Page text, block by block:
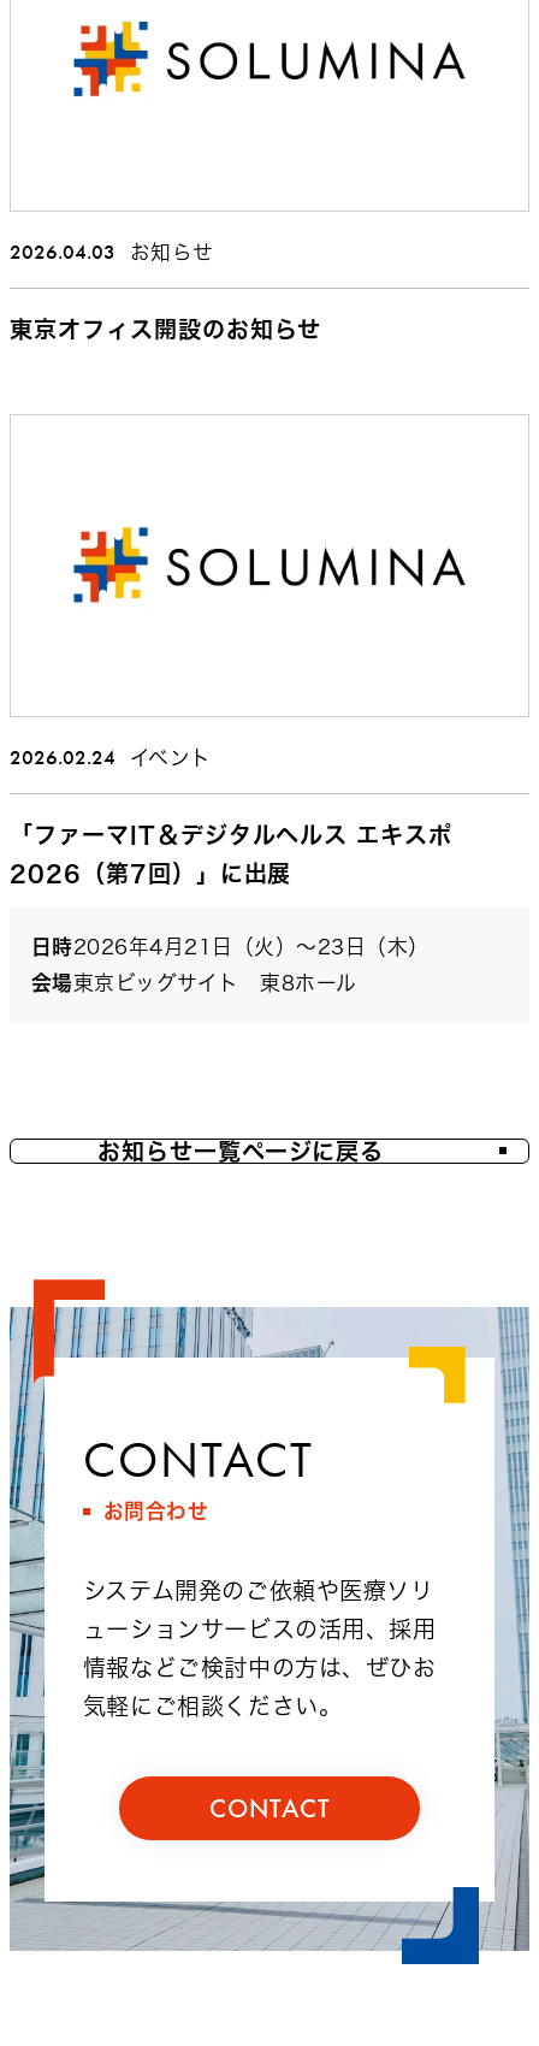
2026.04.03 お知らせ
東京オフィス開設のお知らせ
2026.02.24 イベント
「ファーマIT＆デジタルヘルス エキスポ
2026（第7回）」に出展
日時2026年4月21日（火）～23日（木）
会場東京ビッグサイト 東8ホール
お知らせ一覧ページに戻る
CONTACT
お問合わせ
システム開発のご依頼や医療ソリ
ューションサービスの活用、採用
情報などご検討中の方は、ぜひお
気軽にご相談ください。
CONTACT